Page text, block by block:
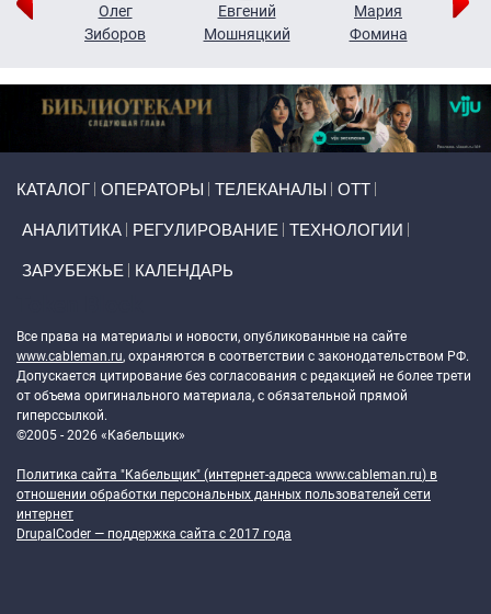
Олег
Зиборов
Евгений
Мошняцкий
Мария
Фомина
КАТАЛОГ ОПЕРАТОРЫ ТЕЛЕКАНАЛЫ ОТТ
АНАЛИТИКА РЕГУЛИРОВАНИЕ ТЕХНОЛОГИИ
ЗАРУБЕЖЬЕ КАЛЕНДАРЬ
Все права на материалы и новости, опубликованные на сайте
www.cableman.ru, охраняются в соответствии с законодательством РФ.
Допускается цитирование без согласования с редакцией не более трети
от объема оригинального материала, с обязательной прямой
гиперссылкой.
©2005 - 2026 «Кабельщик»
Политика сайта "Кабельщик" (интернет-адреса www.cableman.ru) в
отношении обработки персональных данных пользователей сети
интернет
DrupalCoder — поддержка сайта c 2017 года